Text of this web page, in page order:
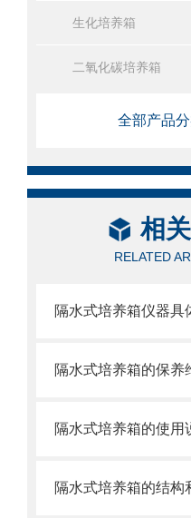
生化培养箱
二氧化碳培养箱
全部产品
相
RELATED
隔水式培养箱仪器具
隔水式培养箱的保养
隔水式培养箱的使用
隔水式培养箱的结构